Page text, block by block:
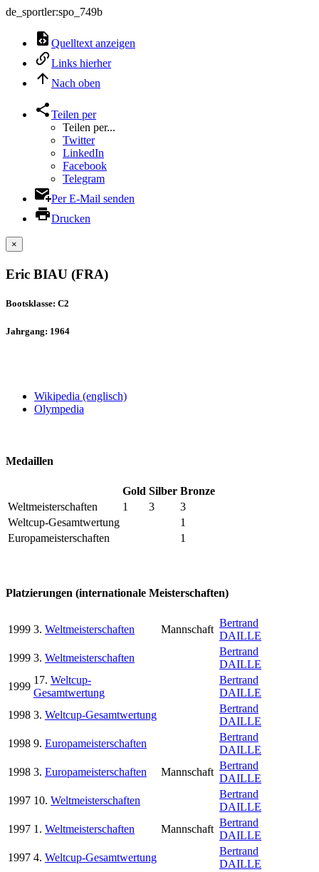
de_sportler:spo_749b
Quelltext anzeigen
Links hierher
Nach oben
Teilen per
Teilen per...
Twitter
LinkedIn
Facebook
Telegram
Per E-Mail senden
Drucken
×
Eric BIAU (FRA)
Bootsklasse: C2
Jahrgang: 1964
Wikipedia (englisch)
Olympedia
Medaillen
Gold Silber Bronze
Weltmeisterschaften
1 3
3
Weltcup-Gesamtwertung
1
Europameisterschaften
1
Platzierungen (internationale Meisterschaften)
1999 3. Weltmeisterschaften Mannschaft
Bertrand
DAILLE
1999 3. Weltmeisterschaften
Bertrand
DAILLE
1999
17. Weltcup-
Gesamtwertung
Bertrand
DAILLE
1998 3. Weltcup-Gesamtwertung
Bertrand
DAILLE
1998 9. Europameisterschaften
Bertrand
DAILLE
1998 3. Europameisterschaften Mannschaft
Bertrand
DAILLE
1997 10. Weltmeisterschaften
Bertrand
DAILLE
1997 1. Weltmeisterschaften Mannschaft
Bertrand
DAILLE
1997 4. Weltcup-Gesamtwertung
Bertrand
DAILLE